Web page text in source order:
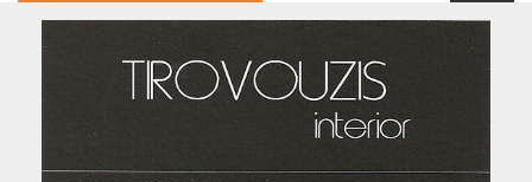
Εταιρείες
Κατάλογος
Αγγελίες